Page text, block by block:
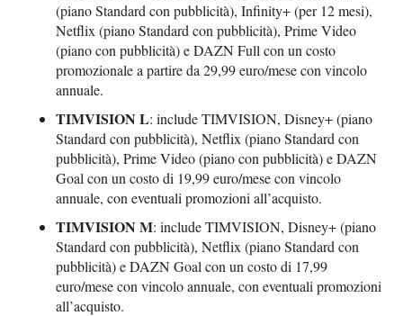
(piano Standard con pubblicità), Infinity+ (per 12 mesi),
Netflix (piano Standard con pubblicità), Prime Video
(piano con pubblicità) e DAZN Full con un costo
promozionale a partire da 29,99 euro/mese con vincolo
annuale.
TIMVISION L: include TIMVISION, Disney+ (piano
Standard con pubblicità), Netflix (piano Standard con
pubblicità), Prime Video (piano con pubblicità) e DAZN
Goal con un costo di 19,99 euro/mese con vincolo
annuale, con eventuali promozioni all’acquisto.
TIMVISION M: include TIMVISION, Disney+ (piano
Standard con pubblicità), Netflix (piano Standard con
pubblicità) e DAZN Goal con un costo di 17,99
euro/mese con vincolo annuale, con eventuali promozioni
all’acquisto.